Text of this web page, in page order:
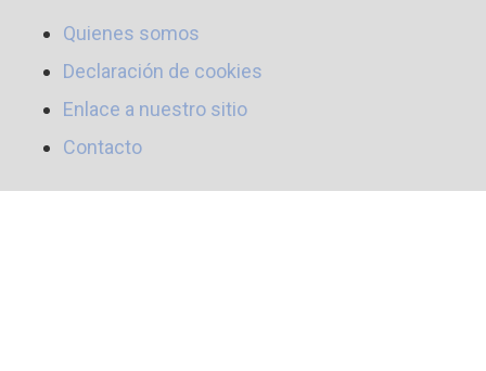
Quienes somos
Declaración de cookies
Enlace a nuestro sitio
Contacto